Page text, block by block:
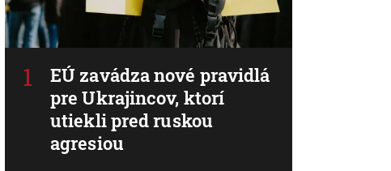
EÚ zavádza nové pravidlá
pre Ukrajincov, ktorí
utiekli pred ruskou
agresiou